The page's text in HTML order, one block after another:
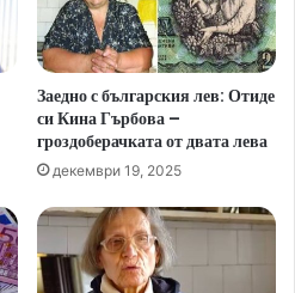
Заедно с българския лев: Отиде
си Кина Гърбова –
гроздоберачката от двата лева
декември 19, 2025